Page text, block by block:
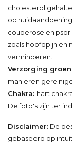
cholesterol
op
couperose en
zoals hoofdpijn en
verminderen.
Verzorging
manieren
Chakra: hart
De foto's zijn ter
Disclaimer: De
gebaseerd op